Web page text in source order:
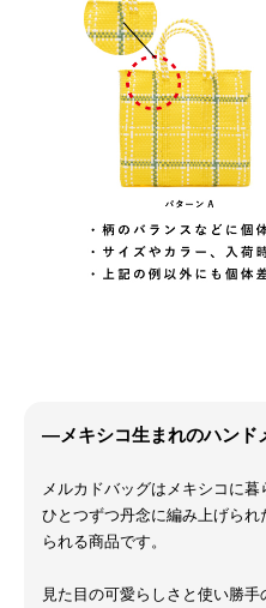
―メキシコ生まれのハンド
メルカドバッグはメキシコに
ひとつずつ丹念に編み上げら
られる商品です。
見た目の可愛らしさと使い勝